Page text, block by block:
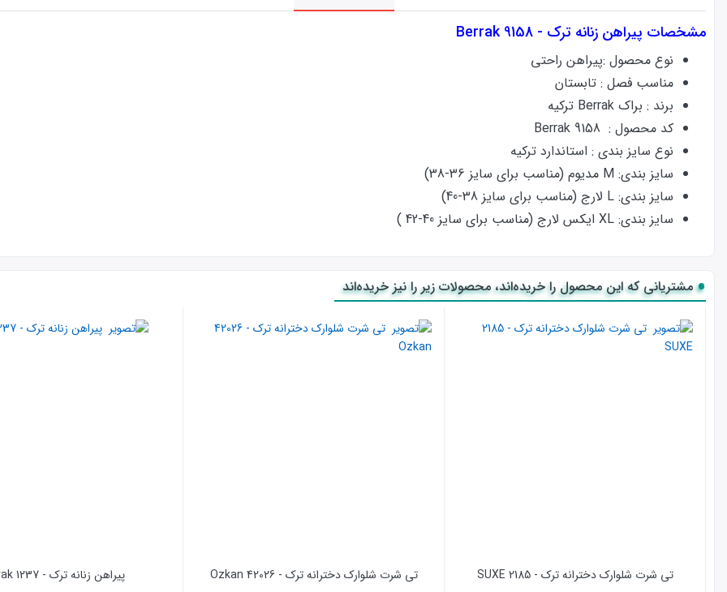
مشخصات پیراهن زنانه ترک - Berrak 9158
نوع محصول :پیراهن راحتی
مناسب فصل : تابستان
برند : براک Berrak ترکیه
کد محصول : 9158 Berrak
نوع سایز بندی : استاندارد ترکیه
سایز بندی: M مدیوم (مناسب برای سایز 36-38)
سایز بندی: L لارج (مناسب برای سایز 38-40)
سایز بندی: XL ایکس لارج (مناسب برای سایز 40-42 )
ویژگی لباس ویسکوز : جذب رطوبت بالایی-تنفس بسیار بالایی- بدن را خنک نگه می دارد
بسته بندی اورجینال ترکیه
پشتیبانی آنلاین در سایت ترک برند
مشتریانی که این محصول را خریده‌اند، محصولات زیر را نیز خریده‌اند
تی شرت شلوارک دخترانه ترک - 2185 SUXE تی شرت شلوارک دخترانه ترک - 42026 Ozkan پیراهن زنانه ترک - 1237 Berrak